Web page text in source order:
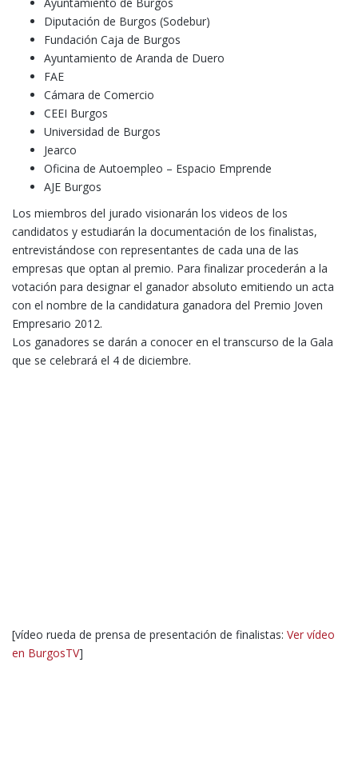
Ayuntamiento de Burgos
Diputación de Burgos (Sodebur)
Fundación Caja de Burgos
Ayuntamiento de Aranda de Duero
FAE
Cámara de Comercio
CEEI Burgos
Universidad de Burgos
Jearco
Oficina de Autoempleo – Espacio Emprende
AJE Burgos
Los miembros del jurado visionarán los videos de los
candidatos y estudiarán la documentación de los finalistas,
entrevistándose con representantes de cada una de las
empresas que optan al premio. Para finalizar procederán a la
votación para designar el ganador absoluto emitiendo un acta
con el nombre de la candidatura ganadora del Premio Joven
Empresario 2012.
Los ganadores se darán a conocer en el transcurso de la Gala
que se celebrará el 4 de diciembre.
[vídeo rueda de prensa de presentación de finalistas: Ver vídeo
en BurgosTV]